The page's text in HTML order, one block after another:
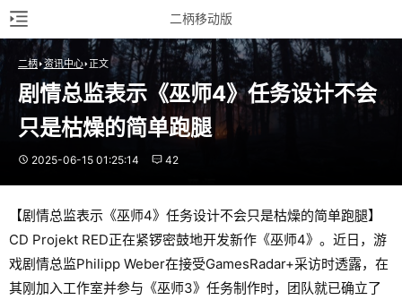
二柄移动版
二柄 资讯中心 正文
剧情总监表示《巫师4》任务设计不会
只是枯燥的简单跑腿
2025-06-15 01:25:14 42
【剧情总监表示《巫师4》任务设计不会只是枯燥的简单跑腿】
CD Projekt RED正在紧锣密鼓地开发新作《巫师4》。近日，游
戏剧情总监Philipp Weber在接受GamesRadar+采访时透露，在
其刚加入工作室并参与《巫师3》任务制作时，团队就已确立了